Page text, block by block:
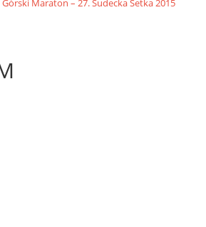
Maraton – 27. Sudecka Setka 2015